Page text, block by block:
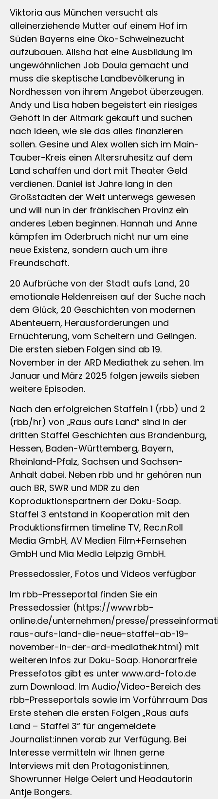
Viktoria aus München versucht als
alleinerziehende Mutter auf einem Hof im
Süden Bayerns eine Öko-Schweinezucht
aufzubauen. Alisha hat eine Ausbildung im
ungewöhnlichen Job Doula gemacht und
muss die skeptische Landbevölkerung in
Nordhessen von ihrem Angebot überzeugen.
Andy und Lisa haben begeistert ein riesiges
Gehöft in der Altmark gekauft und suchen
nach Ideen, wie sie das alles finanzieren
sollen. Gesine und Alex wollen sich im Main-
Tauber-Kreis einen Altersruhesitz auf dem
Land schaffen und dort mit Theater Geld
verdienen. Daniel ist Jahre lang in den
Großstädten der Welt unterwegs gewesen
und will nun in der fränkischen Provinz ein
anderes Leben beginnen. Hannah und Anne
kämpfen im Oderbruch nicht nur um eine
neue Existenz, sondern auch um ihre
Freundschaft.
20 Aufbrüche von der Stadt aufs Land, 20
emotionale Heldenreisen auf der Suche nach
dem Glück, 20 Geschichten von modernen
Abenteuern, Herausforderungen und
Ernüchterung, vom Scheitern und Gelingen.
Die ersten sieben Folgen sind ab 19.
November in der ARD Mediathek zu sehen. Im
Januar und März 2025 folgen jeweils sieben
weitere Episoden.
Nach den erfolgreichen Staffeln 1 (rbb) und 2
(rbb/hr) von „Raus aufs Land“ sind in der
dritten Staffel Geschichten aus Brandenburg,
Hessen, Baden-Württemberg, Bayern,
Rheinland-Pfalz, Sachsen und Sachsen-
Anhalt dabei. Neben rbb und hr gehören nun
auch BR, SWR und MDR zu den
Koproduktionspartnern der Doku-Soap.
Staffel 3 entstand in Kooperation mit den
Produktionsfirmen timeline TV, Rec.n.Roll
Media GmbH, AV Medien Film+Fernsehen
GmbH und Mia Media Leipzig GmbH.
Pressedossier, Fotos und Videos verfügbar
Im rbb-Presseportal finden Sie ein
Pressedossier (https://www.rbb-
online.de/unternehmen/presse/
raus-aufs-land-die-neue-staffel-ab-19-
november-in-der-ard-mediathek.html) mit
weiteren Infos zur Doku-Soap. Honorarfreie
Pressefotos gibt es unter www.ard-foto.de
zum Download. Im Audio/Video-Bereich des
rbb-Presseportals sowie im Vorführraum Das
Erste stehen die ersten Folgen „Raus aufs
Land – Staffel 3“ für angemeldete
Journalist:innen vorab zur Verfügung. Bei
Interesse vermitteln wir Ihnen gerne
Interviews mit den Protagonist:innen,
Showrunner Helge Oelert und Headautorin
Antje Bongers.